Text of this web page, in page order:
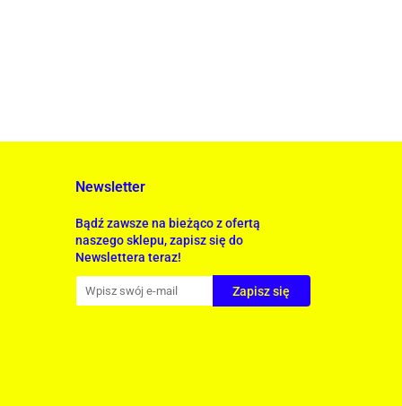
Newsletter
Bądź zawsze na bieżąco z ofertą
naszego sklepu, zapisz się do
Newslettera teraz!